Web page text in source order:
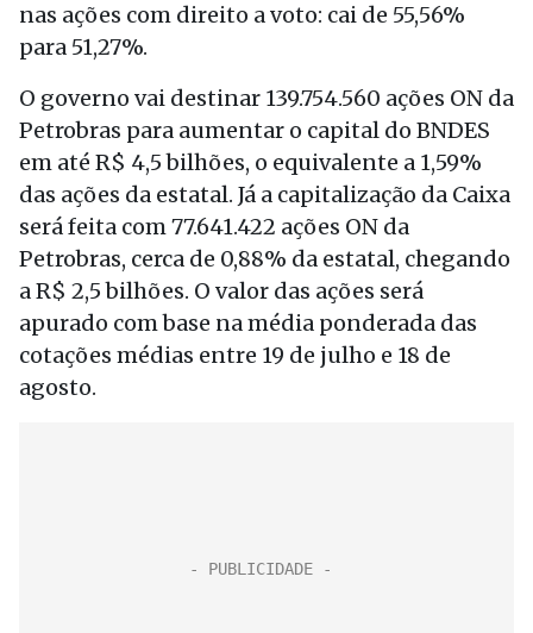
nas ações com direito a voto: cai de 55,56%
para 51,27%.
O governo vai destinar 139.754.560 ações ON da
Petrobras para aumentar o capital do BNDES
em até R$ 4,5 bilhões, o equivalente a 1,59%
das ações da estatal. Já a capitalização da Caixa
será feita com 77.641.422 ações ON da
Petrobras, cerca de 0,88% da estatal, chegando
a R$ 2,5 bilhões. O valor das ações será
apurado com base na média ponderada das
cotações médias entre 19 de julho e 18 de
agosto.